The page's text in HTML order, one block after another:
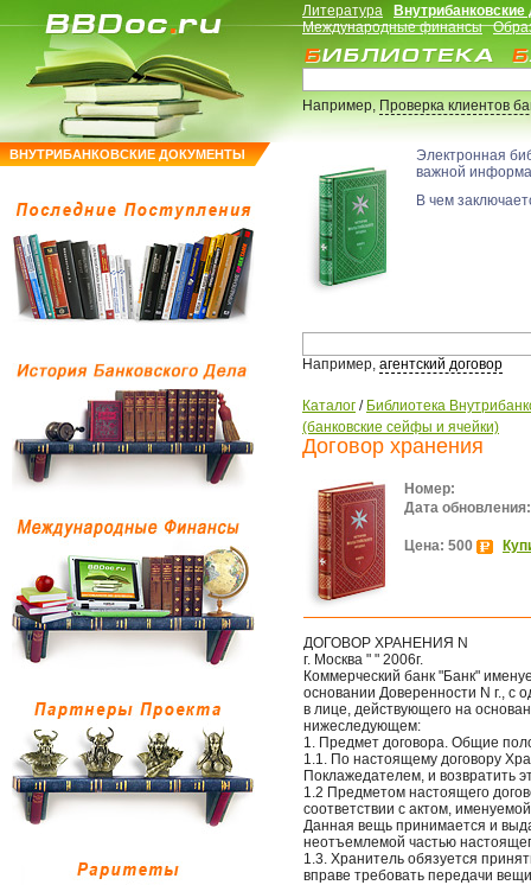
ВНУТРИБАНКОВСКИЕ ДОКУМЕНТЫ
Литература
Международные финансы
Например,Проверка клиентов
Электронная
важной
В чем
Например, агентский договор
Каталог / Библиотека
(банковские сейфы и ячейки)
Договор хранения
Номер:
Дата обновления:
Цена: 500
ДОГОВОР ХРАНЕНИЯ N
г. Москва " " 2006г.
Коммерческий банк "Банк"
основании Доверенности N г.,
в лице, действующего на
нижеследующем:
1. Предмет договора. Общие
1.1. По настоящему договору
Поклажедателем, и возвратить
1.2 Предметом настоящего
соответствии с актом,
Данная вещь принимается и
неотъемлемой частью
1.3. Хранитель обязуется
вправе требовать передачи